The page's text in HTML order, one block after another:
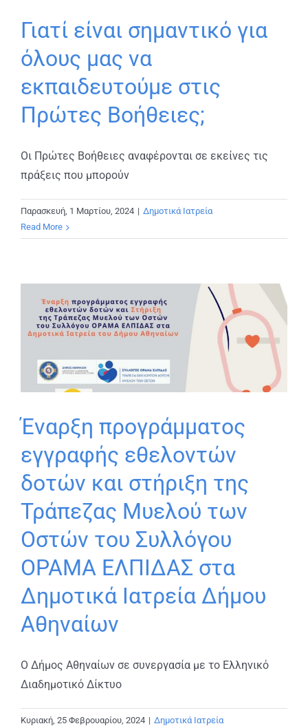
Γιατί είναι σημαντικό για
όλους μας να
εκπαιδευτούμε στις
Πρώτες Βοήθειες;
Οι Πρώτες Βοήθειες αναφέρονται σε εκείνες τις
πράξεις που μπορούν
Παρασκευή, 1 Μαρτίου, 2024 | Δημοτικά Ιατρεία
Read More
Έναρξη προγράμματος
εγγραφής εθελοντών
δοτών και στήριξη της
Τράπεζας Μυελού των
Οστών του Συλλόγου
ΟΡΑΜΑ ΕΛΠΙΔΑΣ στα
Δημοτικά Ιατρεία Δήμου
Αθηναίων
Ο Δήμος Αθηναίων σε συνεργασία με το Ελληνικό
Διαδημοτικό Δίκτυο
Κυριακή, 25 Φεβρουαρίου, 2024 | Δημοτικά Ιατρεία